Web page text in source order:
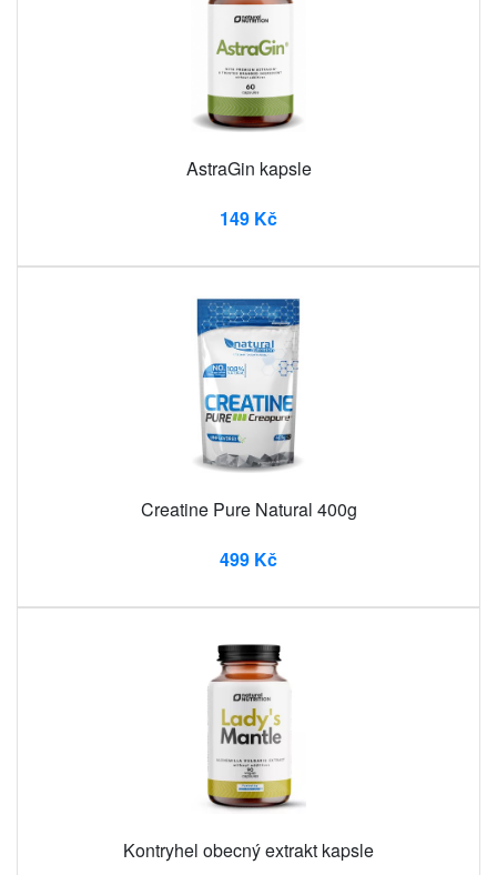
AstraGin kapsle
149 Kč
Creatine Pure Natural 400g
499 Kč
Kontryhel obecný extrakt kapsle